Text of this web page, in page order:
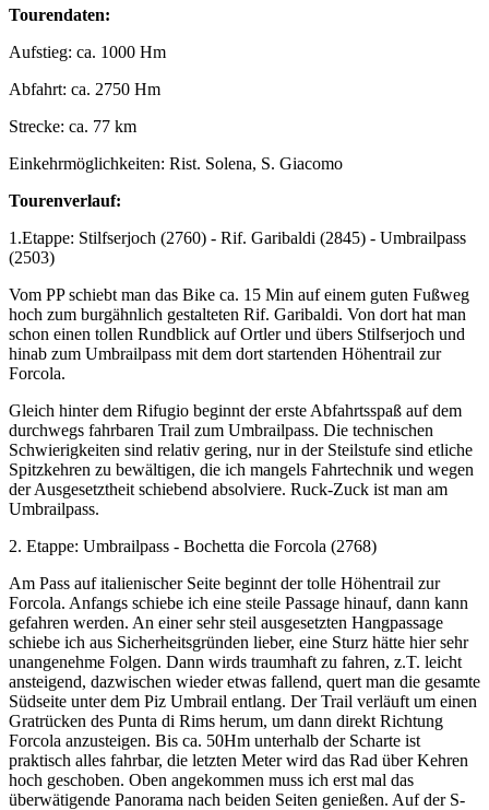
Tourendaten:
Aufstieg: ca. 1000 Hm
Abfahrt: ca. 2750 Hm
Strecke: ca. 77 km
Einkehrmöglichkeiten: Rist. Solena, S. Giacomo
Tourenverlauf:
1.Etappe: Stilfserjoch (2760) - Rif. Garibaldi (2845) - Umbrailpass
(2503)
Vom PP schiebt man das Bike ca. 15 Min auf einem guten Fußweg
hoch zum burgähnlich gestalteten Rif. Garibaldi. Von dort hat man
schon einen tollen Rundblick auf Ortler und übers Stilfserjoch und
hinab zum Umbrailpass mit dem dort startenden Höhentrail zur
Forcola.
Gleich hinter dem Rifugio beginnt der erste Abfahrtsspaß auf dem
durchwegs fahrbaren Trail zum Umbrailpass. Die technischen
Schwierigkeiten sind relativ gering, nur in der Steilstufe sind etliche
Spitzkehren zu bewältigen, die ich mangels Fahrtechnik und wegen
der Ausgesetztheit schiebend absolviere. Ruck-Zuck ist man am
Umbrailpass.
2. Etappe: Umbrailpass - Bochetta die Forcola (2768)
Am Pass auf italienischer Seite beginnt der tolle Höhentrail zur
Forcola. Anfangs schiebe ich eine steile Passage hinauf, dann kann
gefahren werden. An einer sehr steil ausgesetzten Hangpassage
schiebe ich aus Sicherheitsgründen lieber, eine Sturz hätte hier sehr
unangenehme Folgen. Dann wirds traumhaft zu fahren, z.T. leicht
ansteigend, dazwischen wieder etwas fallend, quert man die gesamte
Südseite unter dem Piz Umbrail entlang. Der Trail verläuft um einen
Gratrücken des Punta di Rims herum, um dann direkt Richtung
Forcola anzusteigen. Bis ca. 50Hm unterhalb der Scharte ist
praktisch alles fahrbar, die letzten Meter wird das Rad über Kehren
hoch geschoben. Oben angekommen muss ich erst mal das
überwätigende Panorama nach beiden Seiten genießen. Auf der S-